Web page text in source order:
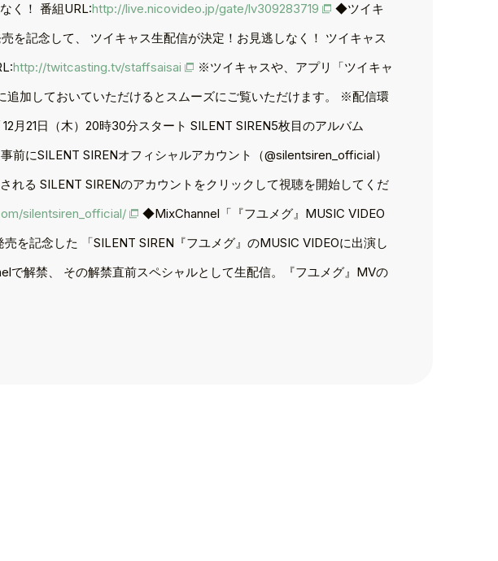
く！ 番組URL:http://live.nicovideo.jp/gate/lv309283719
◆ツイキ
を記念して、 ツイキャス生配信が決定！お見逃しなく！ ツイキャス
http://twitcasting.tv/staffsaisai
※ツイキャスや、アプリ「ツイキャ
追加しておいていただけるとスムーズにご覧いただけます。 ※配信環
21日（木）20時30分スタート SILENT SIREN5枚目のアルバム
前にSILENT SIRENオフィシャルアカウント（@silentsiren_official）
る SILENT SIRENのアカウントをクリックして視聴を開始してくだ
silentsiren_official/
◆MixChannel「『フユメグ』MUSIC VIDEO
を記念した 「SILENT SIREN『フユメグ』のMUSIC VIDEOに出演し
で解禁、 その解禁直前スペシャルとして生配信。『フユメグ』MVの